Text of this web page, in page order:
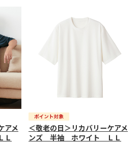
アメ
Ｌ
＜敬老の日＞リカバリーケアメ
ンズ 半袖 ホワイト ＬＬ